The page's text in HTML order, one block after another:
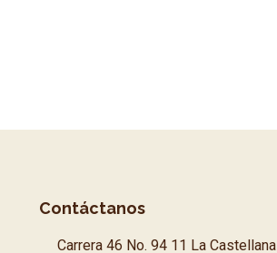
Contáctanos
Carrera 46 No. 94 11 La Castellana